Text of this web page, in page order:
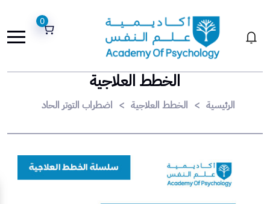
0
الخطط العلاجية
الرئيسية > الخطط العلاجية > اضطراب التوتر الحاد